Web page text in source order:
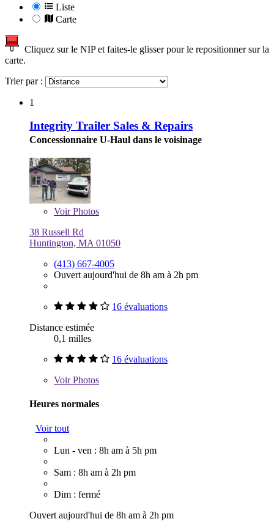
Liste
Carte
Cliquez sur le NIP et faites-le glisser pour le repositionner sur la
carte.
Trier par :
1
Integrity Trailer Sales & Repairs
Concessionnaire U-Haul dans le voisinage
VoirPhotos
38 Russell Rd
Huntington, MA 01050
(413) 667-4005
Ouvert aujourd'hui de 8h am à 2h pm
16 évaluations
Distance estimée
0,1 milles
16 évaluations
VoirPhotos
Heures normales
Voir tout
Lun - ven : 8h am à 5h pm
Sam : 8h am à 2h pm
Dim : fermé
Ouvert aujourd'hui de 8h am à 2h pm